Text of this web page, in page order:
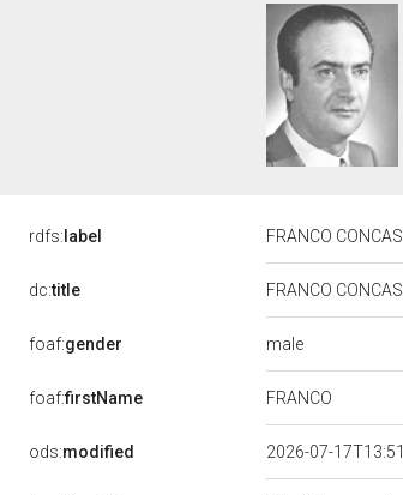
rdfs: label FRANCO
dc:title FRANCO
foaf:gender male
foaf:firstName FRANCO
ods:modified 2026-07-